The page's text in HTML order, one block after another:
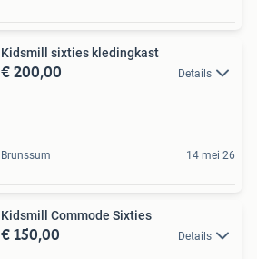
Kidsmill sixties kledingkast
€ 200,00 Details
Brunssum 14 mei 26
Kidsmill Commode Sixties
€ 150,00 Details